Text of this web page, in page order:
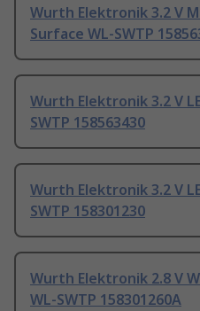
Wurth Elektronik 3.2 V
Surface WL-SWTP
Wurth Elektronik 3.2 V
SWTP 158563430
Wurth Elektronik 3.2 V
SWTP 158301230
Wurth Elektronik 2.8 V
WL-SWTP 158301260A